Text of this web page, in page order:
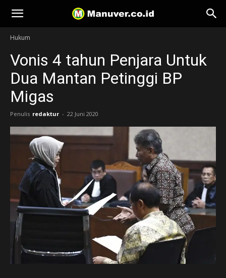
Manuver
Hukum
Vonis 4 tahun Penjara Untuk
Dua Mantan Petinggi BP
Migas
Penulis redaktur - 22 Juni 2020